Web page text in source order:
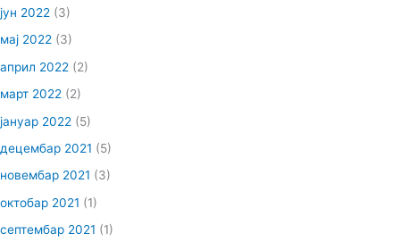
јун 2022 (3)
мај 2022 (3)
април 2022 (2)
март 2022 (2)
јануар 2022 (5)
децембар 2021 (5)
новембар 2021 (3)
октобар 2021 (1)
септембар 2021 (1)